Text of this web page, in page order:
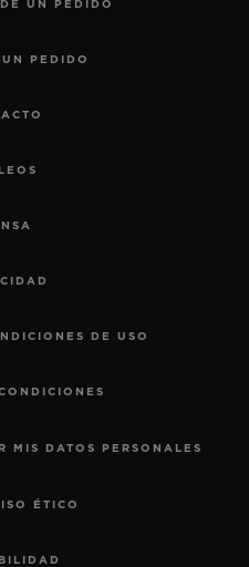
UN PEDIDO
PEDIDO
DE USO
MIS DATOS PERSONALES
ÉTICO